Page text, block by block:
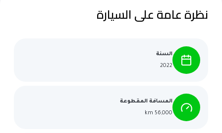
نظرة عامة على السيارة
السنة
2022
المسافة المقطوعة
56,000 km